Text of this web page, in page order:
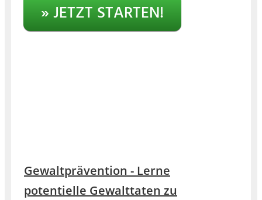
» JETZT STARTEN!
Gewaltprävention - Lerne
potentielle Gewalttaten zu